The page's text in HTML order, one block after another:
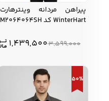
پیراهن مردانه وینترهارت
WinterHart کد M2064064SH
3,599,000
1,439,500
50%